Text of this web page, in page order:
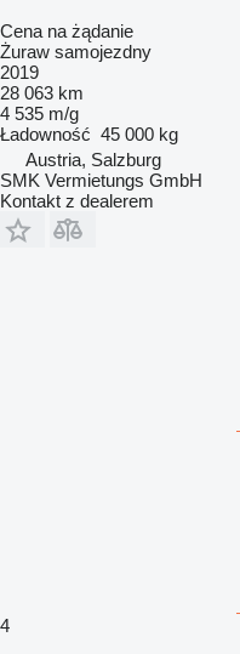
Cena na żądanie
Żuraw samojezdny
2019
28 063 km
4 535 m/g
Ładowność 45 000 kg
Austria, Salzburg
SMK Vermietungs GmbH
Kontakt z dealerem
4